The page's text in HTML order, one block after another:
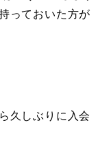
っておいた方が
久しぶりに入会